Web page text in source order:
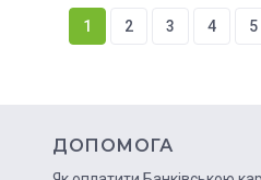
1 2 3 4 5
ДОПОМОГА